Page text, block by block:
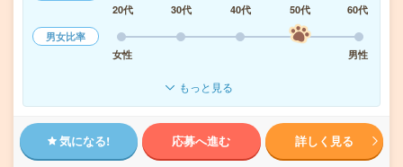
20代
30代 40代 50代
60代
男女比率
女性
男性
もっと見る
気になる! 応募へ進む 詳しく見る